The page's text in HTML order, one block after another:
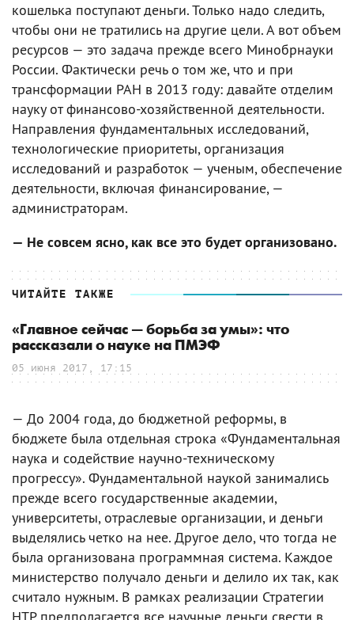
кошелька поступают деньги. Только надо следить,
чтобы они не тратились на другие цели. А вот объем
ресурсов — это задача прежде всего Минобрнауки
России. Фактически речь о том же, что и при
трансформации РАН в 2013 году: давайте отделим
науку от финансово-хозяйственной деятельности.
Направления фундаментальных исследований,
технологические приоритеты, организация
исследований и разработок — ученым, обеспечение
деятельности, включая финансирование, —
администраторам.
— Не совсем ясно, как все это будет организовано.
ЧИТАЙТЕ ТАКЖЕ
«Главное сейчас — борьба за умы»: что
рассказали о науке на ПМЭФ
05 июня 2017, 17:15
— До 2004 года, до бюджетной реформы, в
бюджете была отдельная строка «Фундаментальная
наука и содействие научно-техническому
прогрессу». Фундаментальной наукой занимались
прежде всего государственные академии,
университеты, отраслевые организации, и деньги
выделялись четко на нее. Другое дело, что тогда не
была организована программная система. Каждое
министерство получало деньги и делило их так, как
считало нужным. В рамках реализации Стратегии